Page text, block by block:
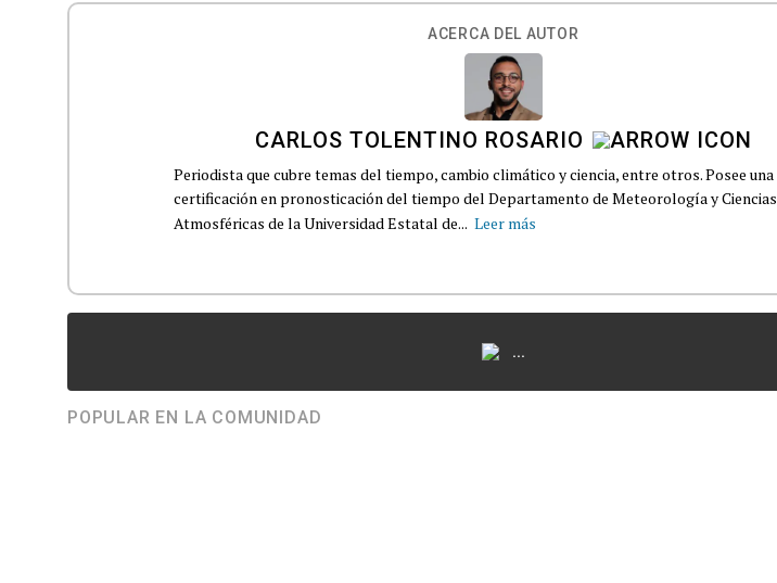
ACERCA DEL AUTOR
CARLOS TOLENTINO ROSARIO
Periodista que cubre temas del tiempo, cambio climático y ciencia, entre otros. Posee una
certificación en pronosticación del tiempo del Departamento de Meteorología y Ciencias
Atmosféricas de la Universidad Estatal de... Leer más
...
POPULAR EN LA COMUNIDAD